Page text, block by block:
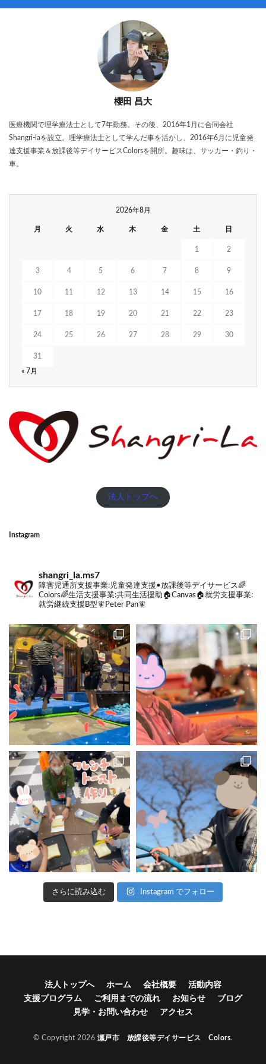
櫻田 昌大
医療機関で理学療法士として7年勤務。その後、2016年1月に合同会社
Shangri-laを設立。理学療法士として学んだ事を活かし、2016年6月に児童発
達支援事業＆放課後等デイサービスColorsを開所。趣味は、サッカー・釣り・
車。
2026年8月
月 火 水 木 金 土 日
1 2
3 4 5 6 7 8 9
10 11 12 13 14 15 16
17 18 19 20 21 22 23
24 25 26 27 28 29 30
31
« 7月
法人トップへ
Instagram
shangri_la.ms7
障害児通所支援事業:児童発達支援•放課後等デイサービス🌈
Colors🌈生活支援事業:共同生活援助🏠Canvas🏠就労支援事業:
就労継続支援B型🧚Peter Pan🧚
さらに読み込む Instagram でフォロー
法人トップへ ホーム 会社概要
活動内容
支援プログラム
ご利用までの流れ お知らせ
ブログ
見学・お問い合わせ
アクセス
© Copyright 2026 瀬戸市 放課後等デイサービス Colors.